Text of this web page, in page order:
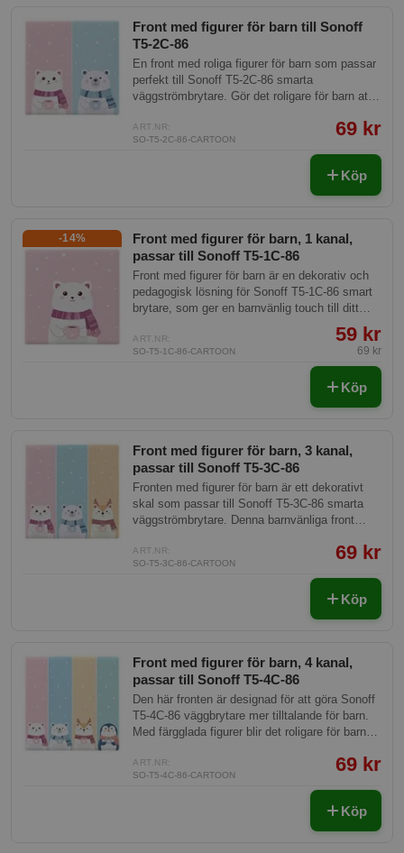
Front med figurer för barn till Sonoff
T5-2C-86
En front med roliga figurer för barn som passar
perfekt till Sonoff T5-2C-86 smarta
väggströmbrytare. Gör det roligare för barn att
enheter.
ART.NR:
SO-T5-2C-86-CARTOON
69 kr
Köp
Front med figurer för barn, 1 kanal,
passar till Sonoff T5-1C-86
-14%
Front med figurer för barn är en dekorativ och
pedagogisk lösning för Sonoff T5-1C-86 smart
brytare, som ger en barnvänlig touch till ditt
inlärningen om teknik på ett lekfullt sätt.
ART.NR:
SO-T5-1C-86-CARTOON
59 kr
69 kr
Köp
Front med figurer för barn, 3 kanal,
passar till Sonoff T5-3C-86
Fronten med figurer för barn är ett dekorativt
skal som passar till Sonoff T5-3C-86 smarta
väggströmbrytare. Denna barnvänliga front
barnrummet, utan att kompromissa med
funktionaliteten hos strömbrytaren.
ART.NR:
SO-T5-3C-86-CARTOON
69 kr
Köp
Front med figurer för barn, 4 kanal,
passar till Sonoff T5-4C-86
Den här fronten är designad för att göra Sonoff
T5-4C-86 väggbrytare mer tilltalande för barn.
Med färgglada figurer blir det roligare för barnen
en tidig förståelse för teknologi och skapar en
lekfull atmosfär.
ART.NR:
SO-T5-4C-86-CARTOON
69 kr
Köp